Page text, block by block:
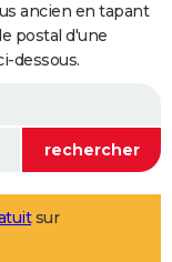
ancien en tapant
postal d'une
dessous.
sur